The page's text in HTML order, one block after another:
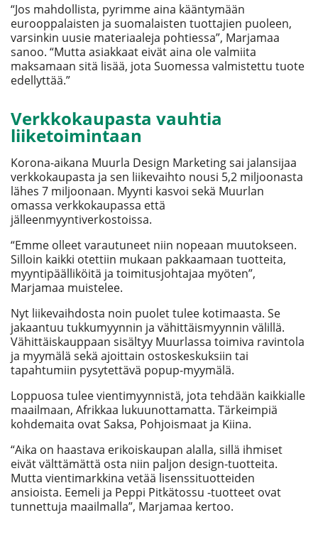
“Jos mahdollista, pyrimme aina kääntymään
eurooppalaisten ja suomalaisten tuottajien puoleen,
varsinkin uusie materiaaleja pohtiessa”, Marjamaa
sanoo. “Mutta asiakkaat eivät aina ole valmiita
maksamaan sitä lisää, jota Suomessa valmistettu tuote
edellyttää.”
Verkkokaupasta vauhtia
liiketoimintaan
Korona-aikana Muurla Design Marketing sai jalansijaa
verkkokaupasta ja sen liikevaihto nousi 5,2 miljoonasta
lähes 7 miljoonaan. Myynti kasvoi sekä Muurlan
omassa verkkokaupassa että
jälleenmyyntiverkostoissa.
“Emme olleet varautuneet niin nopeaan muutokseen.
Silloin kaikki otettiin mukaan pakkaamaan tuotteita,
myyntipäälliköitä ja toimitusjohtajaa myöten”,
Marjamaa muistelee.
Nyt liikevaihdosta noin puolet tulee kotimaasta. Se
jakaantuu tukkumyynnin ja vähittäismyynnin välillä.
Vähittäiskauppaan sisältyy Muurlassa toimiva ravintola
ja myymälä sekä ajoittain ostoskeskuksiin tai
tapahtumiin pysytettävä popup-myymälä.
Loppuosa tulee vientimyynnistä, jota tehdään kaikkialle
maailmaan, Afrikkaa lukuunottamatta. Tärkeimpiä
kohdemaita ovat Saksa, Pohjoismaat ja Kiina.
“Aika on haastava erikoiskaupan alalla, sillä ihmiset
eivät välttämättä osta niin paljon design-tuotteita.
Mutta vientimarkkina vetää lisenssituotteiden
ansioista. Eemeli ja Peppi Pitkätossu -tuotteet ovat
tunnettuja maailmalla”, Marjamaa kertoo.